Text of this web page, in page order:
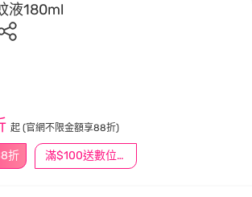
液180ml
折 滿$100送數位印花
起 (官網不限金額享88折)